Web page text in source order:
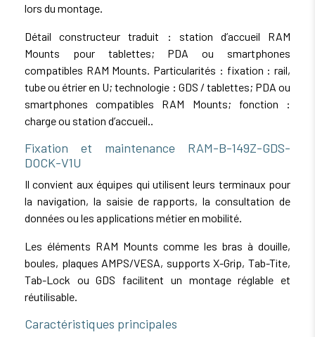
lors du montage.
Détail constructeur traduit : station d’accueil RAM
Mounts pour tablettes; PDA ou smartphones
compatibles RAM Mounts. Particularités : fixation : rail,
tube ou étrier en U; technologie : GDS / tablettes; PDA ou
smartphones compatibles RAM Mounts; fonction :
charge ou station d’accueil..
Fixation et maintenance RAM-B-149Z-GDS-
DOCK-V1U
Il convient aux équipes qui utilisent leurs terminaux pour
la navigation, la saisie de rapports, la consultation de
données ou les applications métier en mobilité.
Les éléments RAM Mounts comme les bras à douille,
boules, plaques AMPS/VESA, supports X-Grip, Tab-Tite,
Tab-Lock ou GDS facilitent un montage réglable et
réutilisable.
Caractéristiques principales